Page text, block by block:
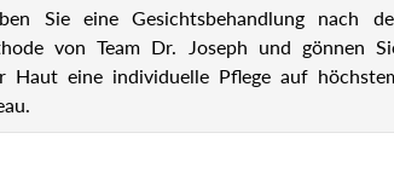
Sie eine Gesichtsbehandlung nach
von Team Dr. Joseph und gönnen
Haut eine individuelle Pflege auf